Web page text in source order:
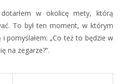
w okolicę mety, którą
To był ten moment, w którym
i pomyślałem: „Co też to będzie w
na zegarze?”.